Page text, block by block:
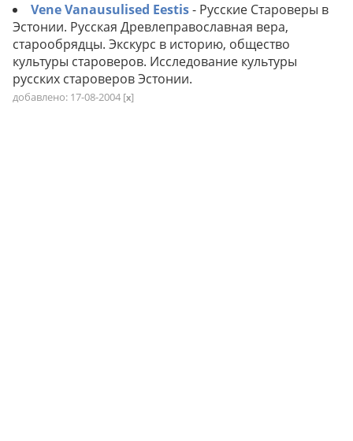
Vene Vanausulised Eestis- Русские Староверы в
Эстонии. Русская Древлеправославная вера,
старообрядцы. Экскурс в историю, общество
культуры староверов. Исследование культуры
русских староверов Эстонии.
добавлено: 17-08-2004 [x]